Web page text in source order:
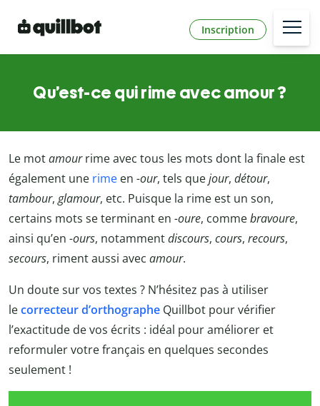
Inscription
Qu’est-ce qui rime avec amour ?
Le motamourrime avec tous les mots dont la finale est
également une rime en -our, tels quejour, détour,
tambour, glamour, etc. Puisque la rime est un son,
certains mots se terminant en -oure, commebravoure,
ainsi qu’en -ours, notammentdiscours, cours, recours,
secours, riment aussi avec amour.
Un doute sur vos textes ? N’hésitez pas à utiliser
lecorrecteur d’orthographe Quillbot pour vérifier
l’exactitude de vos écrits : idéal pour améliorer et
reformuler votre français en quelques secondes
seulement !